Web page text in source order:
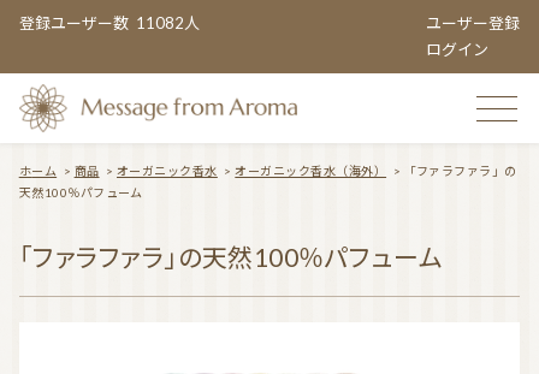
登録ユーザー数 11082人
ユーザー登録
ログイン
ホーム > 商品 >オーガニック香水 >オーガニック香水（海外） >
「ファラファラ」の
天然100％パフューム
「ファラファラ」の天然100％パフューム